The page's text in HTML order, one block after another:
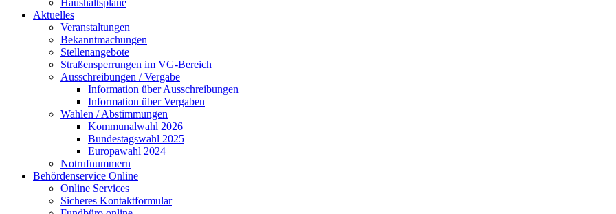
Haushaltspläne
Aktuelles
Veranstaltungen
Bekanntmachungen
Stellenangebote
Straßensperrungen im VG-Bereich
Ausschreibungen / Vergabe
Information über Ausschreibungen
Information über Vergaben
Wahlen / Abstimmungen
Kommunalwahl 2026
Bundestagswahl 2025
Europawahl 2024
Notrufnummern
Behördenservice Online
Online Services
Sicheres Kontaktformular